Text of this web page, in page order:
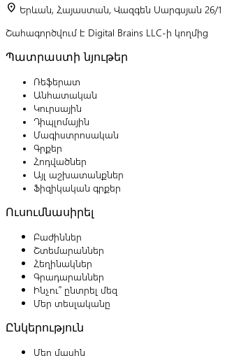
location_on Երևան, Հայաստան, Վազգեն Սարգսյան 26/1
Շահագործվում է Digital Brains LLC-ի կողմից
Պատրաստի նյութեր
Ռեֆերատ
Անհատական
Կուրսային
Դիպլոմային
Մագիստրոսական
Գրքեր
Հոդվածներ
Այլ աշխատանքներ
Ֆիզիկական գրքեր
Ուսումնասիրել
Բաժիններ
Շտեմարաններ
Հեղինակներ
Գրադարաններ
Ինչու՞ ընտրել մեզ
Մեր տեսլականը
Ընկերություն
Մեր մասին